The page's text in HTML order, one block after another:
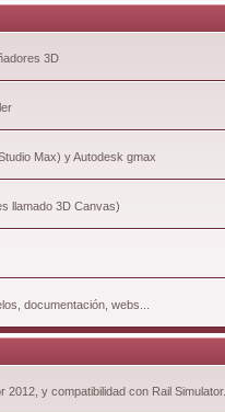
3D
Max) y Autodesk gmax
llamado 3D Canvas)
documentación, webs...
y compatibilidad con Rail Simulator.